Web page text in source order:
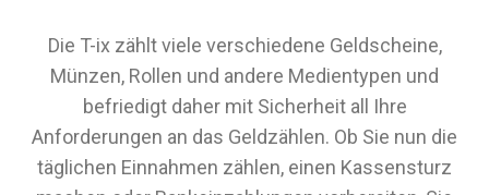
Die T-ix zählt viele verschiedene Geldscheine,
Münzen, Rollen und andere Medientypen und
befriedigt daher mit Sicherheit all Ihre
Anforderungen an das Geldzählen. Ob Sie nun die
täglichen Einnahmen zählen, einen Kassensturz